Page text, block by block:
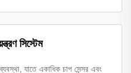
সিস্টেম
যাতে একাধিক চাপ সেন্সর এবং